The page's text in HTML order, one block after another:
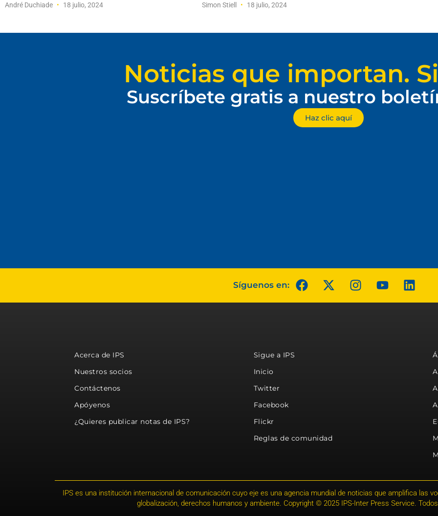
André Duchiade 18 julio, 2024 Simon Stiell 18 julio, 2024
Noticias que importan.
Suscríbete gratis a nuestro
Haz clic aquí
Síguenos en:
Acerca de IPS
Nuestros socios
Contáctenos
Apóyenos
¿Quieres publicar notas de IPS?
Sigue a IPS
Inicio
Twitter
Facebook
Flickr
Reglas de comunidad
IPS es una institución internacional de comunicación cuyo eje es una agencia mundial de noticias que amplifica las
globalización, derechos humanos y ambiente. Copyright © 2025 IPS-Inter Press Service.